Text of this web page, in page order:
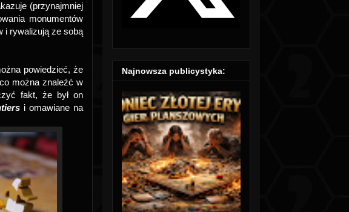
(przynajmniej
monumentów
i rywalizują ze sobą
powiedzieć, że
można znaleźć w
fakt, że był on
i omawiane na
Najnowsza publicystyka: